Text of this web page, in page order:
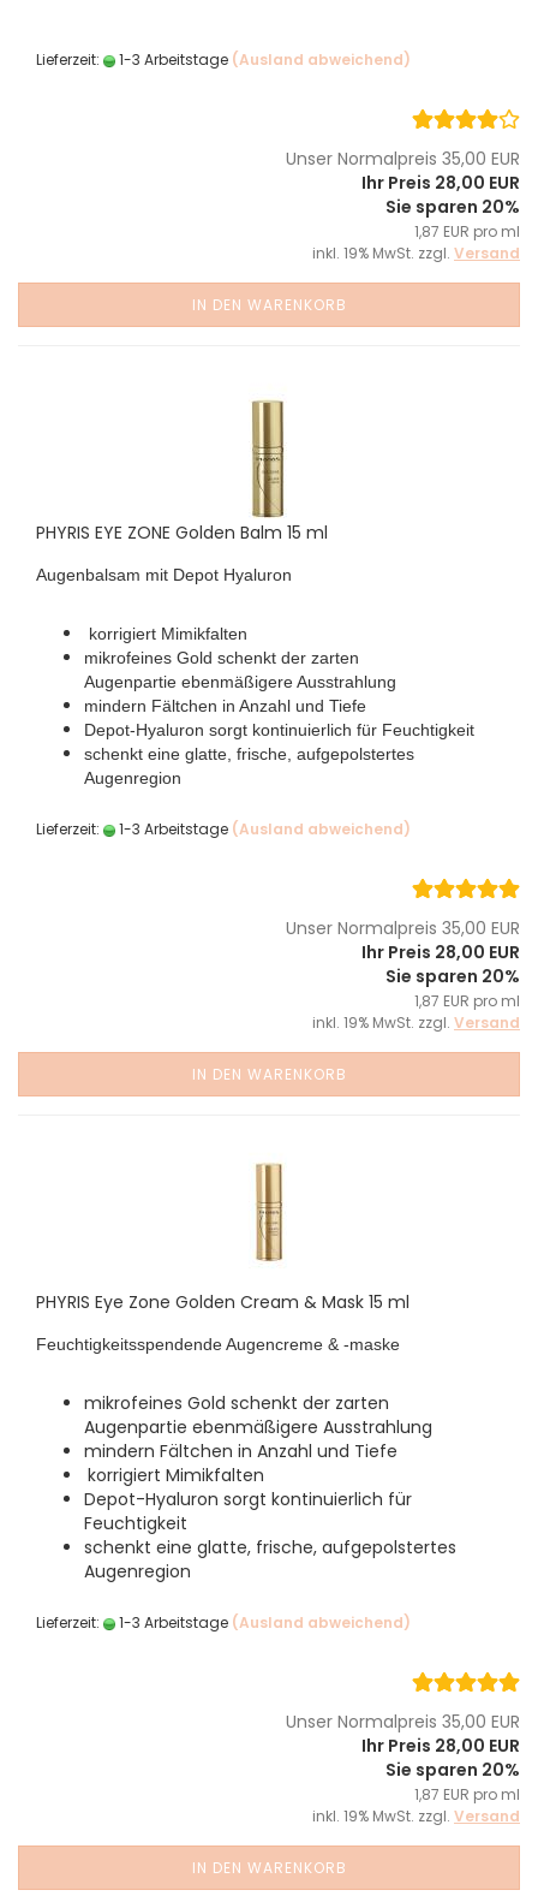
Lieferzeit: 1-3 Arbeitstage (Ausland abweichend)
Unser Normalpreis 35,00 EUR
Ihr Preis 28,00 EUR
Sie sparen 20%
1,87 EUR pro ml
inkl. 19% MwSt. zzgl. Versand
IN DEN WARENKORB
PHYRIS EYE ZONE Golden Balm 15 ml
Augenbalsam mit Depot Hyaluron
korrigiert Mimikfalten
mikrofeines Gold schenkt der zarten
Augenpartie ebenmäßigere Ausstrahlung
mindern Fältchen in Anzahl und Tiefe
Depot-Hyaluron sorgt kontinuierlich für Feuchtigkeit
schenkt eine glatte, frische, aufgepolstertes
Augenregion
Lieferzeit: 1-3 Arbeitstage (Ausland abweichend)
Unser Normalpreis 35,00 EUR
Ihr Preis 28,00 EUR
Sie sparen 20%
1,87 EUR pro ml
inkl. 19% MwSt. zzgl. Versand
IN DEN WARENKORB
PHYRIS Eye Zone Golden Cream & Mask 15 ml
Feuchtigkeitsspendende Augencreme & -maske
mikrofeines Gold schenkt der zarten
Augenpartie ebenmäßigere Ausstrahlung
mindern Fältchen in Anzahl und Tiefe
korrigiert Mimikfalten
Depot-Hyaluron sorgt kontinuierlich für
Feuchtigkeit
schenkt eine glatte, frische, aufgepolstertes
Augenregion
Lieferzeit: 1-3 Arbeitstage (Ausland abweichend)
Unser Normalpreis 35,00 EUR
Ihr Preis 28,00 EUR
Sie sparen 20%
1,87 EUR pro ml
inkl. 19% MwSt. zzgl. Versand
IN DEN WARENKORB